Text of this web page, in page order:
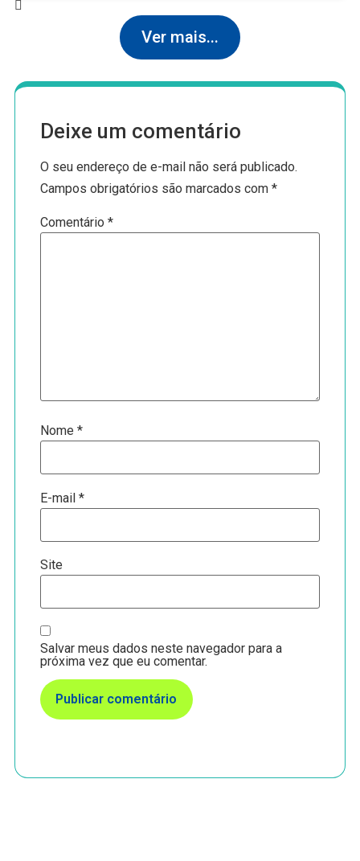
Ver mais...
Deixe um comentário
O seu endereço de e-mail não será publicado.
Campos obrigatórios são marcados com*
Comentário*
Nome*
E-mail*
Site
Salvar meus dados neste navegador para a
próxima vez que eu comentar.